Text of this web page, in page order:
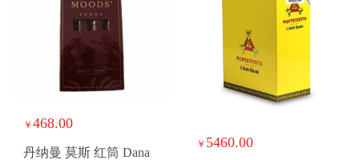
￥ 468.00
丹纳曼 莫斯 红筒 Dana
￥ 5460.00